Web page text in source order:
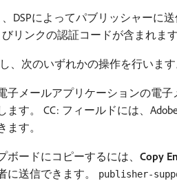
DSPによってパブリッシャーに
リンクの認証コードが含まれます
、次のいずれかの操作を行います
子メールアプリケーションの電
ます。 CC: フィールドには、
ます。
ボードにコピーするには、 Copy
に送信できます。
publisher-